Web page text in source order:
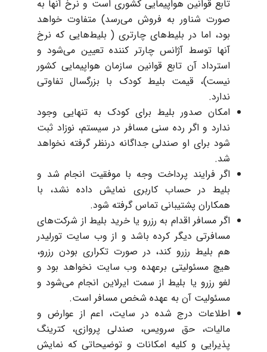
تابع قوانین هواپیمایی کشوری است و نرخ آنها به
صورت شناور به فروش می‌رسد) متفاوت خواهد
بود،‌ اما در بلیط‌های چارتری ( بلیط‌هایی که نرخ
آنها توسط آژانس چارتر کننده تعیین می‌شود و
استرداد آن تابع قوانین سازمان هواپیمایی کشور
نیست)، قیمت بلیط کودک با بزرگسال تفاوتی
ندارد.
امکان صدور بلیط برای کودک به تنهایی وجود
ندارد و اگر رده سنی مسافر در سیستم، نوزاد ثبت
شود برای او صندلی جداگانه درنظر گرفته نخواهد
شد.
اگر فرایند پرداخت وجه با موفقیت انجام شد و
بلیط در حساب کاربری نمایش داده نشد، با
همکاران پشتیبانی تماس گرفته شود.
اگر مسافر اقدام به رزرو یا خرید بلیط از شرکت‌های
مسافرتی دیگر کرده باشد و از وب سایت تورلیدر
هم بلیط رزرو کند،‌ در صورت تکراری بودن رزرو،
هیچ مسئولیتی برعهده وب سایت نخواهد بود و
لغو رزرو یا بلیط از سمت ایرلاین انجام می‌شود و
مسئولیت آن به عهده شخص مسافر است.
اطلاعات درج شده در سایت، اعم از عوارض و
مالیات، حق سرویس، صندلی پروازی، کترینگ
پذیرایی و كلیه امكانات و توضیحاتی كه نمایش